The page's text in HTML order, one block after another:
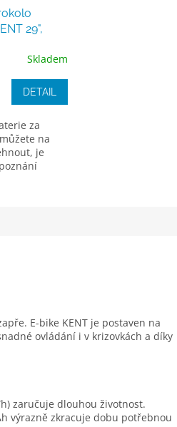
29",
Skladem
DETAIL
za
na
je
E-bike KENT je postaven na
ovládání i v krizovkách a díky
zaručuje dlouhou životnost.
výrazně zkracuje dobu potřebnou